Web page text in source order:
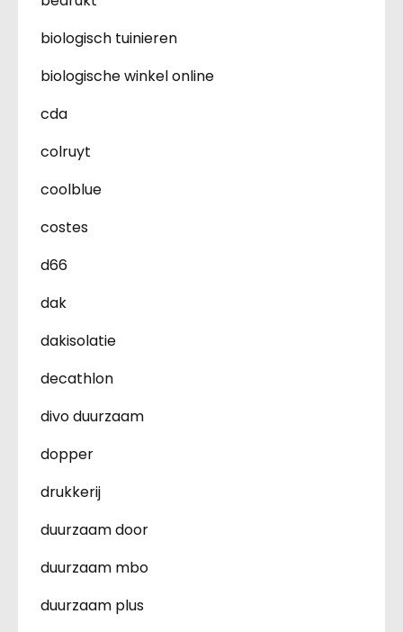
biologisch tuinieren
biologische winkel online
cda
colruyt
coolblue
costes
d66
dak
dakisolatie
decathlon
divo duurzaam
dopper
drukkerij
duurzaam door
duurzaam mbo
duurzaam plus